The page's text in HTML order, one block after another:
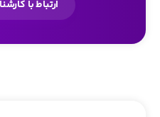
ارتباط با